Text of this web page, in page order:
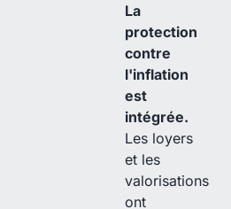
La
protection
contre
l'inflation
est
intégrée.
Les loyers
et les
valorisations
ont